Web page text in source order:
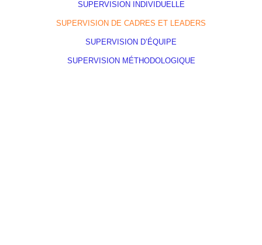
SUPERVISION INDIVIDUELLE
SUPERVISION DE CADRES ET LEADERS
SUPERVISION D’ÉQUIPE
SUPERVISION MÉTHODOLOGIQUE